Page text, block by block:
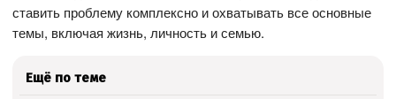
ставить проблему комплексно и охватывать все основные
темы, включая жизнь, личность и семью.
Ещё по теме